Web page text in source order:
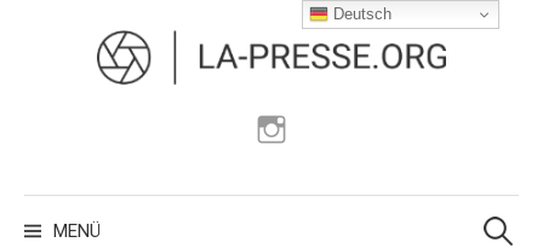
überspringen
MENÜ
Suchen
nach:
Deutsch